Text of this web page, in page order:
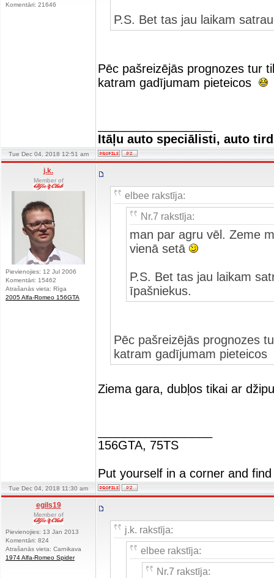
Komentāri: 21646
P.S. Bet tas jau laikam
Pēc pašreizējās prognozes tur
katram gadījumam pieteicos
Itāļu auto speciālisti, auto
Tue Dec 04, 2018 12:51 am
j.k.
Member of
Pievienojies: 12 Jul 2006
Komentāri: 15462
Atrašanās vieta: Rīga
2005 Alfa-Romeo 156GTA
elbee rakstīja:
Nr.7 rakstīja:
man par agru vēl. Zeme
vienā setā
P.S. Bet tas jau laikam
īpašniekus.
Pēc pašreizējās prognozes
katram gadījumam pieteicos
Ziema gara, dubļos tikai ar
156GTA, 75TS
Put yourself in a corner and
Tue Dec 04, 2018 11:30 am
egils19
Member of
Pievienojies: 13 Jan 2013
Komentāri: 824
Atrašanās vieta: Carnikava
1974 Alfa-Romeo Spider
j.k. rakstīja:
elbee rakstīja:
Nr.7 rakstīja: